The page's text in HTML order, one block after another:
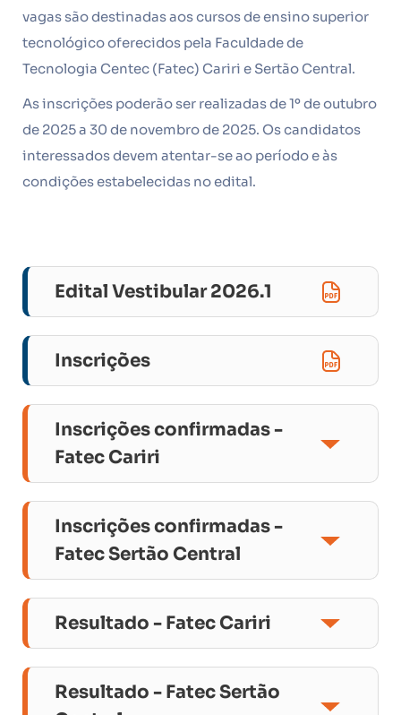
vagas são destinadas aos cursos de ensino superior
tecnológico oferecidos pela Faculdade de
Tecnologia Centec (Fatec) Cariri e Sertão Central.
As inscrições poderão ser realizadas de 1º de outubro
de 2025 a 30 de novembro de 2025. Os candidatos
interessados devem atentar-se ao período e às
condições estabelecidas no edital.
Edital Vestibular 2026.1
Inscrições
Inscrições confirmadas -
Fatec Cariri
Tecnologia em Alimentos
Tecnologia em Irrigação e Drenagem
Tecnologia em Manutenção Industrial
Tecnologia em Saneamento Ambiental
Inscrições confirmadas -
Fatec Sertão Central
Tecnologia em Alimentos
Tecnologia em Gestão do
Agronegócio
Resultado - Fatec Cariri
Convocados Tecnologia em
Alimentos
Convocados Tecnologia em Irrigação
Resultado - Fatec Sertão